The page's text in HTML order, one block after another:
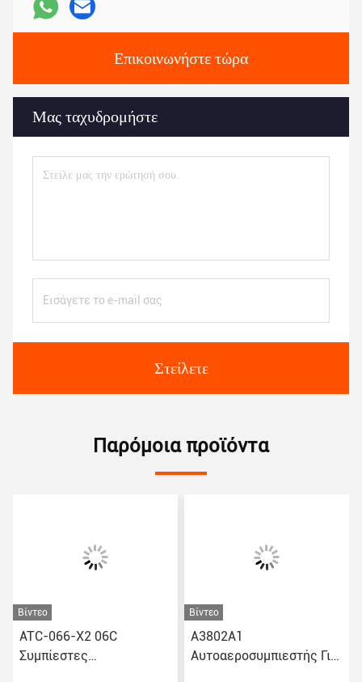
Επικοινωνήστε τώρα
Μας ταχυδρομήστε
Στείλετε
Παρόμοια προϊόντα
Βίντεο
ATC-066-X2 06C
Συμπίεστες
Βίντεο
Α3802Α1
Αυτοαεροσυμπιεστής Για